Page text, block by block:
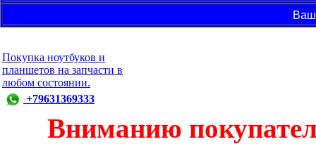
Покупка ноутбуков и
планшетов на запчасти в
любом состоянии.
+79631369333
Вниманию